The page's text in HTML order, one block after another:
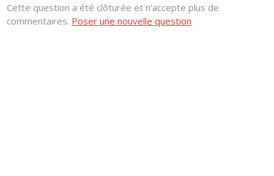
Cette question a été clôturée et n'accepte plus de
commentaires. Poser une nouvelle question